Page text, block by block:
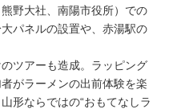
野大社、南陽市役所）での
パネルの設置や、赤湯駅の
ツアーも造成。ラッピング
がラーメンの出前体験を楽
形ならではの“おもてなしラ